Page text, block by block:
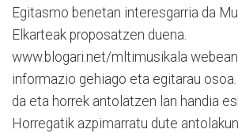
Egitasmo benetan interesgarria da
Elkarteak proposatzen duena.
www.blogari.net/mltimusikala
informazio gehiago eta egitarau
da eta horrek antolatzen lan handia
Horregatik azpimarratu dute